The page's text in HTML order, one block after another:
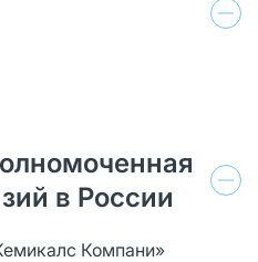
в России
Компани»